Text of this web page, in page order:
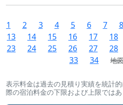
1 2 3 4 5 6 7 8
13
14 15 16 17 18
23
24 25 26 27 28
33
34 地
表示料金は過去の見積り実績を統計
際の宿泊料金の下限および上限ではあ